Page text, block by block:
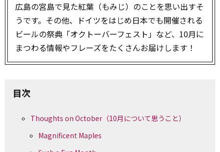
広島の宮島で見た紅葉（もみじ）のことを思い出すそ
うです。その他、ドイツをはじめ日本でも開催される
ビールの祭典「オクトーバーフェスト」など、10月に
まつわる情報やフレーズをたくさんお届けします！
目次
Thoughts on October（10月について思うこと）
Magnificent Maples